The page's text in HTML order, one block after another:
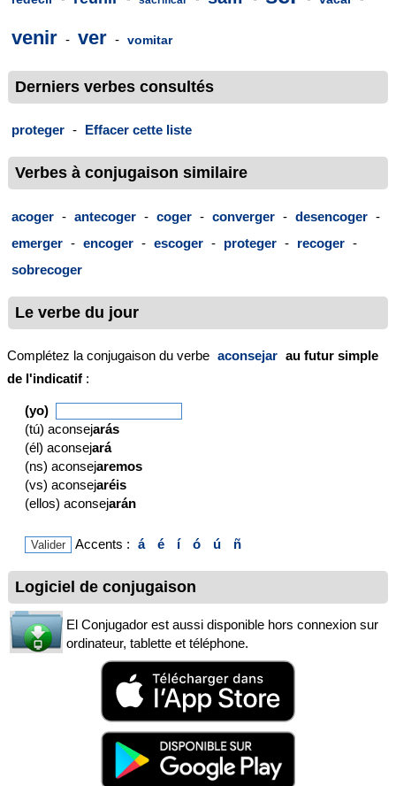
venir - ver - vomitar
Derniers verbes consultés
proteger - Effacer cette liste
Verbes à conjugaison similaire
acoger - antecoger - coger - converger - desencoger -
emerger - encoger - escoger - proteger - recoger -
sobrecoger
Le verbe du jour
Complétez la conjugaison du verbe aconsejar au futur simple
de l'indicatif :
(yo)
(tú) aconsejarás
(él) aconsejará
(ns) aconsejaremos
(vs) aconsejaréis
(ellos) aconsejarán
Accents : á é í ó ú ñ
Logiciel de conjugaison
El Conjugador est aussi disponible hors connexion sur
ordinateur, tablette et téléphone.